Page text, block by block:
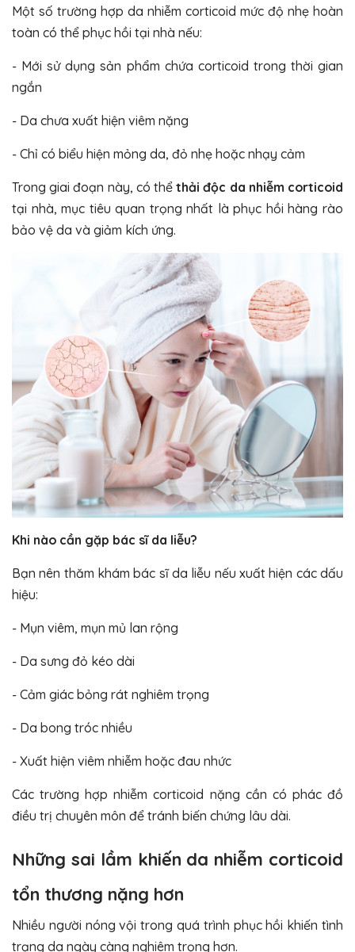
Một số trường hợp da nhiễm corticoid mức độ nhẹ hoàn
toàn có thể phục hồi tại nhà nếu:
- Mới sử dụng sản phẩm chứa corticoid trong thời gian
ngắn
- Da chưa xuất hiện viêm nặng
- Chỉ có biểu hiện mỏng da, đỏ nhẹ hoặc nhạy cảm
Trong giai đoạn này, có thểthải độc da nhiễm corticoid
tại nhà, mục tiêu quan trọng nhất là phục hồi hàng rào
bảo vệ da và giảm kích ứng.
Khi nào cần gặp bác sĩ da liễu?
Bạn nên thăm khám bác sĩ da liễu nếu xuất hiện các dấu
hiệu:
- Mụn viêm, mụn mủ lan rộng
- Da sưng đỏ kéo dài
- Cảm giác bỏng rát nghiêm trọng
- Da bong tróc nhiều
- Xuất hiện viêm nhiễm hoặc đau nhức
Các trường hợp nhiễm corticoid nặng cần có phác đồ
điều trị chuyên môn để tránh biến chứng lâu dài.
Những sai lầm khiến da nhiễm corticoid
tổn thương nặng hơn
Nhiều người nóng vội trong quá trình phục hồi khiến tình
trạng da ngày càng nghiêm trọng hơn.